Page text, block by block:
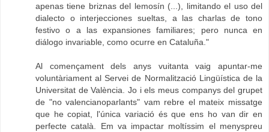
apenas tiene briznas del lemosín (...), limitando el uso del
dialecto o interjecciones sueltas, a las charlas de tono
festivo o a las expansiones familiares; pero nunca en
diálogo invariable, como ocurre en Cataluña."
Al començament dels anys vuitanta vaig apuntar-me
voluntàriament al Servei de Normalització Lingüística de la
Universitat de València. Jo i els meus companys del grupet
de "no valencianoparlants" vam rebre el mateix missatge
que he copiat, l'única variació és que ens ho van dir en
perfecte català. Em va impactar moltíssim el menyspreu